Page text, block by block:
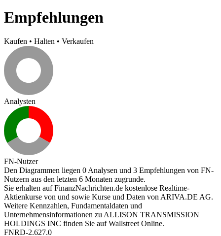
Empfehlungen
Kaufen • Halten • Verkaufen
Analysten
FN-Nutzer
Den Diagrammen liegen 0 Analysen und 3 Empfehlungen von FN-
Nutzern aus den letzten 6 Monaten zugrunde.
Sie erhalten auf FinanzNachrichten.de kostenlose Realtime-
Aktienkurse von und sowie Kurse und Daten von ARIVA.DE AG.
Weitere Kennzahlen, Fundamentaldaten und
Unternehmensinformationen zu ALLISON TRANSMISSION
HOLDINGS INC finden Sie aufWallstreet Online.
FNRD-2.627.0